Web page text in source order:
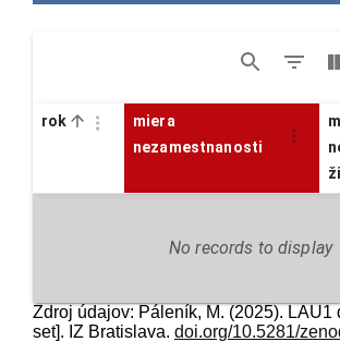
rok
miera
nezamestnanosti
No records to display
Zdroj údajov: Páleník, M. (2025). LAU1
set]. IZ Bratislava. doi.org/10.5281/